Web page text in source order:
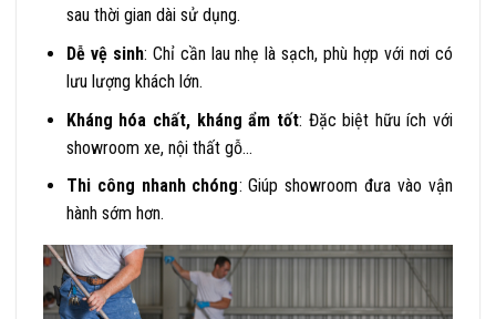
sau thời gian dài sử dụng.
Dễ vệ sinh: Chỉ cần lau nhẹ là sạch, phù hợp với nơi có
lưu lượng khách lớn.
Kháng hóa chất, kháng ẩm tốt: Đặc biệt hữu ích với
showroom xe, nội thất gỗ…
Thi công nhanh chóng: Giúp showroom đưa vào vận
hành sớm hơn.